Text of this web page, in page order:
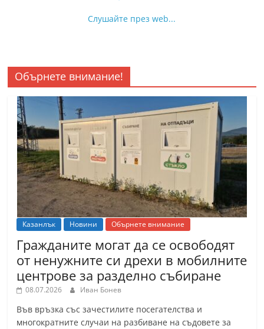
Слушайте през web...
Обърнете внимание!
Казанлък Новини Обърнете внимание
Гражданите могат да се освободят
от ненужните си дрехи в мобилните
центрове за разделно събиране
08.07.2026 Иван Бонев
Във връзка със зачестилите посегателства и
многократните случаи на разбиване на съдовете за